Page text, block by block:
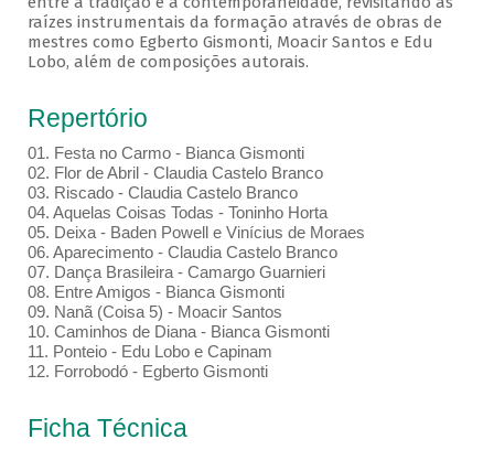
raízes instrumentais da formação através de obras de
mestres como Egberto Gismonti, Moacir Santos e Edu
Lobo, além de composições autorais.
Repertório
01.⁠ ⁠Festa no Carmo - Bianca Gismonti
02.⁠ ⁠Flor de Abril - Claudia Castelo Branco
03.⁠ ⁠Riscado - Claudia Castelo Branco
04.⁠ ⁠Aquelas Coisas Todas - Toninho Horta
05.⁠ ⁠Deixa - Baden Powell e Vinícius de Moraes
06.⁠ ⁠Aparecimento - Claudia Castelo Branco
07.⁠ ⁠Dança Brasileira - Camargo Guarnieri
08.⁠ ⁠Entre Amigos - Bianca Gismonti
09.⁠ ⁠Nanã (Coisa 5) - Moacir Santos
10.⁠ ⁠Caminhos de Diana - Bianca Gismonti
11.⁠ ⁠Ponteio - Edu Lobo e Capinam
12.⁠ ⁠Forrobodó - Egberto Gismonti
Ficha Técnica